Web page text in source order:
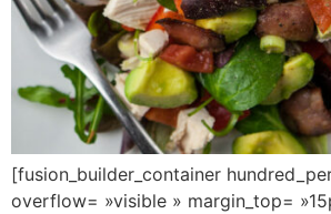
[fusion_builder_container
overflow= »visible » margin_top=